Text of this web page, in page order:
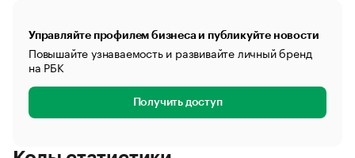
Управляйте профилем бизнеса и публикуйте новости
Повышайте узнаваемость и развивайте личный бренд
на РБК
Получить доступ